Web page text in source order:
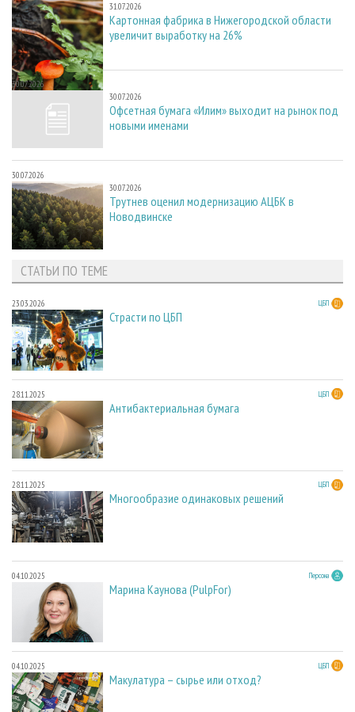
31.07.2026
Картонная фабрика в Нижегородской области
увеличит выработку на 26%
30.07.2026
30.07.2026
Офсетная бумага «Илим» выходит на рынок под
новыми именами
30.07.2026
30.07.2026
Трутнев оценил модернизацию АЦБК в
Новодвинске
СТАТЬИ ПО ТЕМЕ
23.03.2026 ЦБП
Страсти по ЦБП
28.11.2025 ЦБП
Антибактериальная бумага
28.11.2025 ЦБП
Многообразие одинаковых решений
04.10.2025 Персона
Марина Каунова (PulpFor)
04.10.2025 ЦБП
Макулатура – сырье или отход?